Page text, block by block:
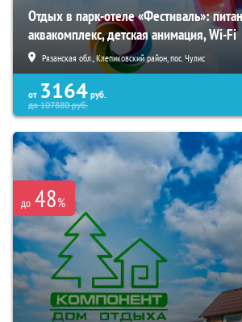
Отдых в парк-отеле «Фестиваль»:
аквакомплекс, детская анимация, Wi-Fi
Рязанская обл., Клепиковский район, пос. Чулис
от 3164 руб.
до107880руб.
до 48%